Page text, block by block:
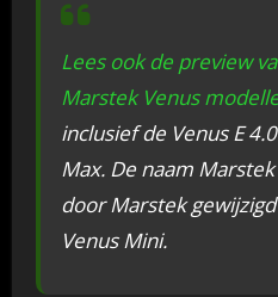
Lees ook de preview
Marstek Venus
inclusief de Venus E
Max. De naam
door Marstek
Venus Mini.